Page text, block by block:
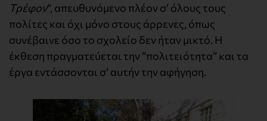
Τρέφον“, απευθυνόμενο πλέον σ’ όλους τους
πολίτες και όχι μόνο στους άρρενες, όπως
συνέβαινε όσο το σχολείο δεν ήταν μικτό. Η
έκθεση πραγματεύεται την “πολιτειότητα” και τα
έργα εντάσσονται σ’ αυτήν την αφήγηση.